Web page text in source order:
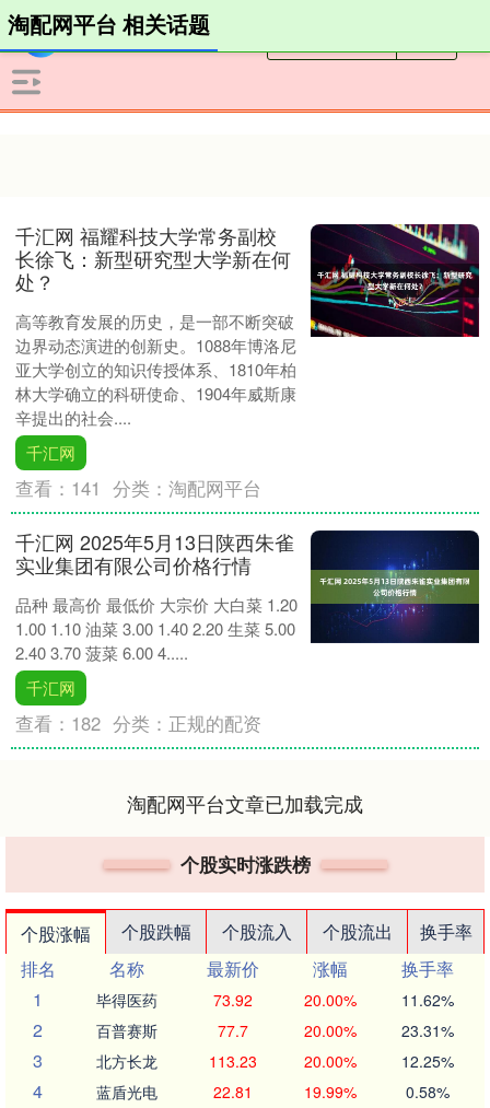
淘配网平台 相关话题
千汇网 福耀科技大学常务副校
长徐飞：新型研究型大学新在何
处？
高等教育发展的历史，是一部不断突破
边界动态演进的创新史。1088年博洛尼
亚大学创立的知识传授体系、1810年柏
林大学确立的科研使命、1904年威斯康
辛提出的社会....
千汇网
查看： 141 分类：淘配网平台
千汇网 2025年5月13日陕西朱雀
实业集团有限公司价格行情
品种 最高价 最低价 大宗价 大白菜 1.20
1.00 1.10 油菜 3.00 1.40 2.20 生菜 5.00
2.40 3.70 菠菜 6.00 4.....
千汇网
查看： 182 分类： 正规的配资
淘配网平台文章已加载完成
个股实时涨跌榜
个股涨幅 个股跌幅 个股流入 个股流出
换手率
排名
名称 最新价 涨幅
换手率
1
毕得医药 73.92 20.00% 11.62%
2 百普赛斯 77.7 20.00% 23.31%
3 北方长龙 113.23 20.00% 12.25%
4 蓝盾光电 22.81 19.99% 0.58%